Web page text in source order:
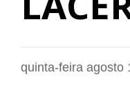
quinta-feira agosto